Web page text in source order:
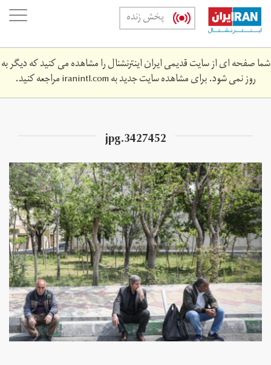
Skip
main
content
پخش زنده
شما صفحه ای از سایت قدیمی ایران اینترنشنال را مشاهده می کنید که دیگر به
روز نمی شود. برای مشاهده سایت جدید بهiranintl.comمراجعه کنید.
3427452.jpg